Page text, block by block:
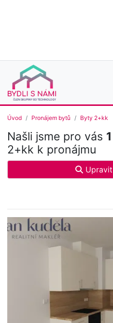
Úvod Pronájem bytů Byty 2+kk
Našli jsme pro vás
2+kk k pronájmu